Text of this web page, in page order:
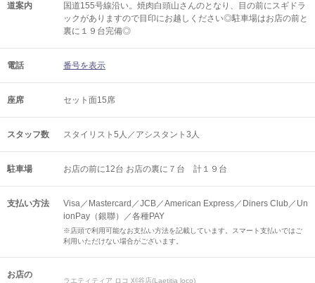
道案内
国道155号線沿い。焼肉白頭山さんのとなり、目の前にスギドラ
ックがありますので目印にお越しください◎駐車場はお店の前と
裏に１９台完備◎
電話 番号を表示
座席 セット面15席
スタッフ数 スタイリスト5人／アシスタント3人
駐車場 お店の前に12台 お店の裏に７台 計１９台
支払い方法
Visa／Mastercard／JCB／American Express／Diners Club／Un
ionPay（銀聯）／各種PAY
※店頭で利用可能なお支払い方法を記載しています。スマート支払いではご
利用いただけない場合がございます。
お店の
ラエティティア ロコ 刈谷店(Laetitia loco)